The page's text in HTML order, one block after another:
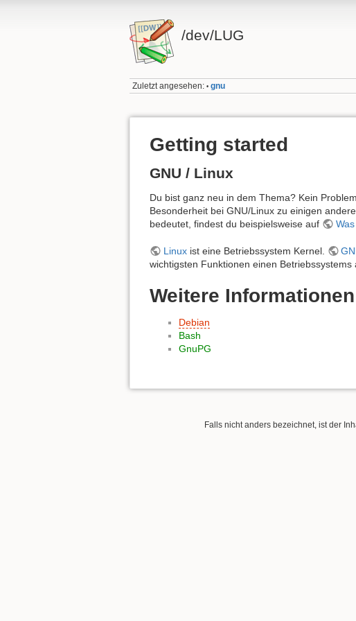
/dev/LUG
Zuletzt angesehen: • gnu
Getting started
GNU / Linux
Du bist ganz neu in dem Thema? Kein
Besonderheit bei GNU/Linux zu einigen
bedeutet, findest du beispielsweise auf
Linuxist eine Betriebssystem Kernel.
wichtigsten Funktionen einen Betriebssystems
Weitere Informationen
Debian
Bash
GnuPG
Falls nicht anders bezeichnet, ist der